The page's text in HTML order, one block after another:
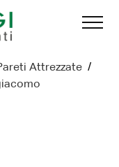
Attrezzate /